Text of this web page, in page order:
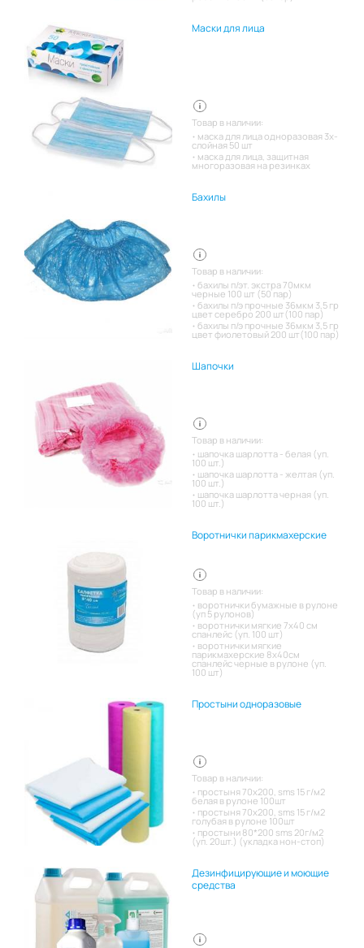
Маски для лица
Товар в наличии:
маска для лица одноразовая 3х-
слойная 50 шт
маска для лица, защитная
многоразовая на резинках
Бахилы
Товар в наличии:
бахилы п/эт. экстра 70мкм
черные 100 шт (50 пар)
бахилы п/э прочные 36мкм 3,5 гр
цвет серебро 200 шт(100 пар)
бахилы п/э прочные 36мкм 3,5 гр
цвет фиолетовый 200 шт(100 пар)
Шапочки
Товар в наличии:
шапочка шарлотта - белая (уп.
100 шт.)
шапочка шарлотта - желтая (уп.
100 шт.)
шапочка шарлотта черная (уп.
100 шт.)
Воротнички парикмахерские
Товар в наличии:
воротнички бумажные в рулоне
(уп 5 рулонов)
воротнички мягкие 7х40 см
спанлейс (уп. 100 шт)
воротнички мягкие
парикмахерские 8х40см
спанлейс черные в рулоне (уп.
100 шт)
Простыни одноразовые
Товар в наличии:
простыня 70х200, sms 15 г/м2
белая в рулоне 100шт
простыня 70х200, sms 15 г/м2
голубая в рулоне 100шт
простыни 80*200 sms 20г/м2
(уп. 20шт.) (укладка нон-стоп)
Дезинфицирующие и моющие
средства